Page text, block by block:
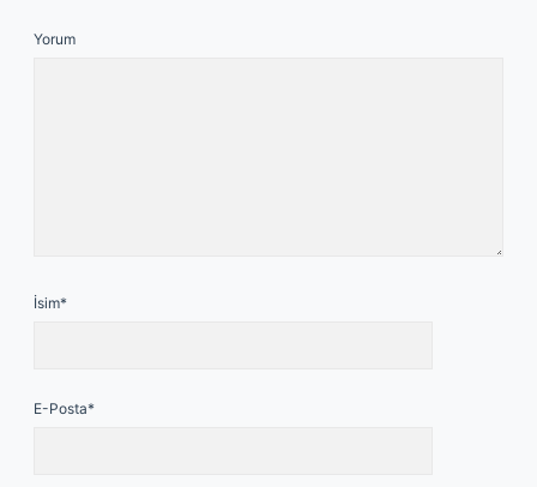
Yorum
İsim*
E-Posta*